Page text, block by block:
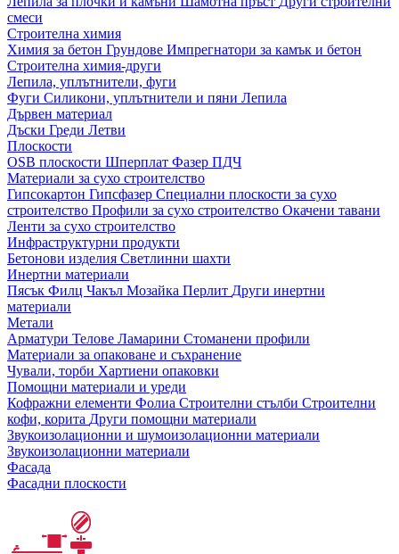
смеси
Строителна химия
Химия за бетон Грундове Импрегнатори за камък и бетон
Строителна химия-други
Лепила, уплътнители, фуги
Фуги Силикони, уплътнители и пяни Лепила
Дървен материал
Дъски Греди Летви
Плоскости
OSB плоскости Шперплат Фазер ПДЧ
Материали за сухо строителство
Гипсокартон Гипсфазер Специални плоскости за сухо
строителство Профили за сухо строителство Окачени тавани
Ленти за сухо строителство
Инфраструктурни продукти
Бетонови изделия Светлинни шахти
Инертни материали
Пясък Филц Чакъл Мозайкa Перлит Други инертни
материали
Метали
Арматури Телове Ламарини Стоманени профили
Материали за опаковане и съхранение
Чували, торби Хартиени опаковки
Помощни материали и уреди
Кофражни елементи Фолиа Строителни стълби Строителни
кофи, корита Други помощни материали
Звукоизолационни и шумоизолационни материали
Звукоизолационни материали
Фасада
Фасадни плоскости